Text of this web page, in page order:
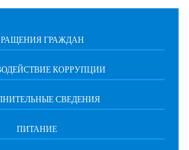
ГРАЖДАН
КОРРУПЦИИ
СВЕДЕНИЯ
ПИТАНИЕ